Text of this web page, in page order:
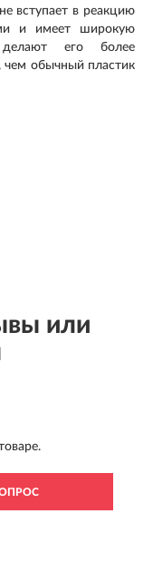
вступает в реакцию
и имеет широкую
его более
чем обычный пластик
или